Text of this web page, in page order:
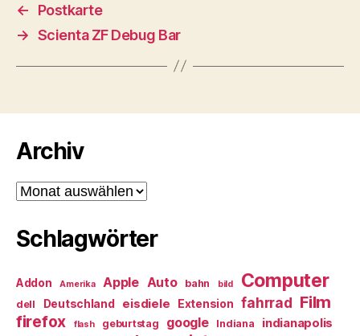
←
Postkarte
→ Scienta ZF Debug Bar
Archiv
Archiv
Schlagwörter
Addon Amerika Apple Auto bahn bild Computer
dell Deutschland eisdiele Extension fahrrad Film
firefox flash geburtstag google Indiana indianapolis